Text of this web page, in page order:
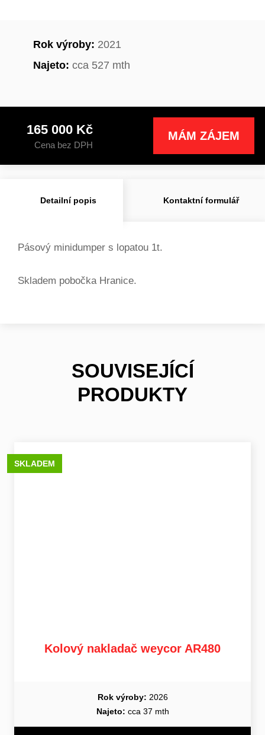
Rok výroby: 2021
Najeto: cca 527 mth
165 000 Kč
Cena bez DPH
MÁM ZÁJEM
Detailní popis Kontaktní formulář
Pásový minidumper s lopatou 1t.
Skladem pobočka Hranice.
SOUVISEJÍCÍ
PRODUKTY
SKLADEM
Kolový nakladač weycor AR480
Rok výroby: 2026
Najeto: cca 37 mth